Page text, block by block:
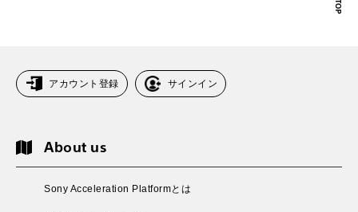
アカウント登録 サインイン
About us
Sony Acceleration Platformとは